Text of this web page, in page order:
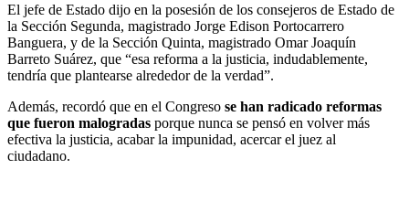
El jefe de Estado dijo en la posesión de los consejeros de Estado de
la Sección Segunda, magistrado Jorge Edison Portocarrero
Banguera, y de la Sección Quinta, magistrado Omar Joaquín
Barreto Suárez, que “esa reforma a la justicia, indudablemente,
tendría que plantearse alrededor de la verdad”.
Además, recordó que en el Congreso se han radicado reformas
que fueron malogradas porque nunca se pensó en volver más
efectiva la justicia, acabar la impunidad, acercar el juez al
ciudadano.